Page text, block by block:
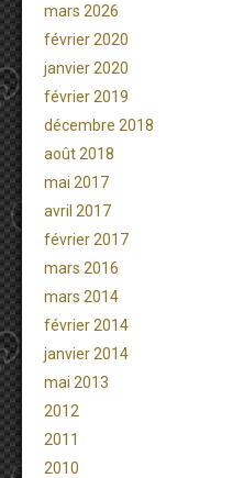
mars 2026
février 2020
janvier 2020
février 2019
décembre 2018
août 2018
mai 2017
avril 2017
février 2017
mars 2016
mars 2014
février 2014
janvier 2014
mai 2013
2012
2011
2010